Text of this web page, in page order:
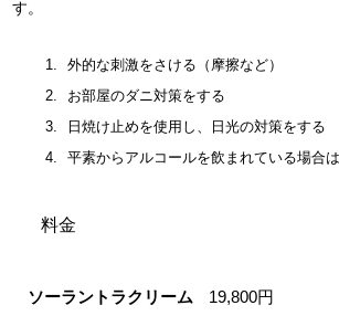
す。
外的な刺激をさける（摩擦など）
お部屋のダニ対策をする
日焼け止めを使用し、日光の対策をする
平素からアルコールを飲まれている場合
料金
ソーラントラクリーム
19,800円